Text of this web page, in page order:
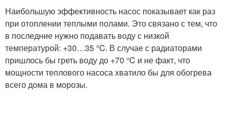
Наибольшую эффективность насос показывает как раз
при отоплении теплыми полами. Это связано с тем, что
в последние нужно подавать воду с низкой
температурой: +30…35 °C. В случае с радиаторами
пришлось бы греть воду до +70 °C и не факт, что
мощности теплового насоса хватило бы для обогрева
всего дома в морозы.